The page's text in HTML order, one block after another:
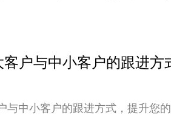
户与中小客户的跟进方
与中小客户的跟进方式，提升您